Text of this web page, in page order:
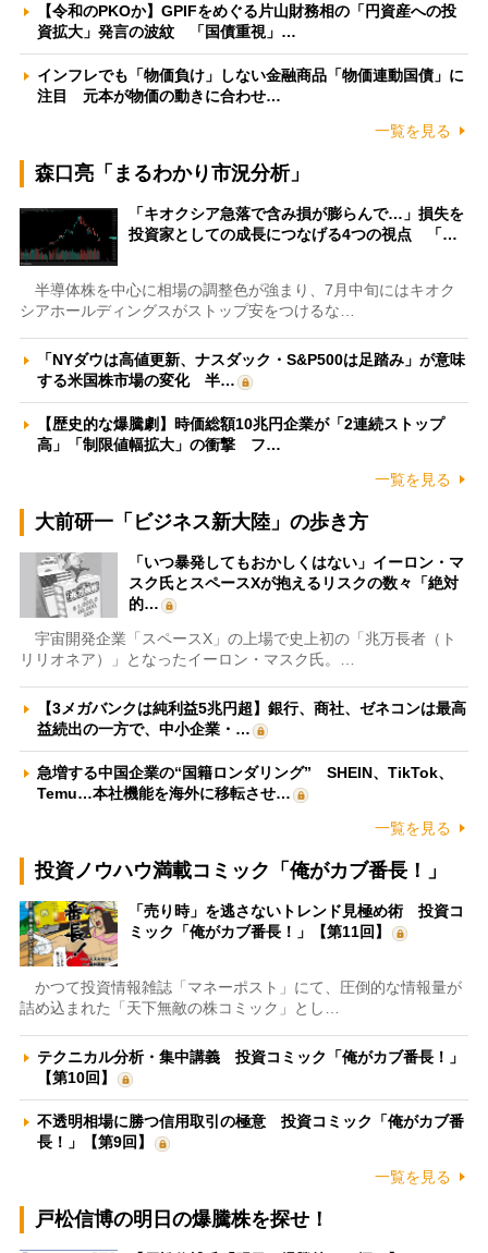
【令和のPKOか】GPIFをめぐる片山財務相の「円資産への投
資拡大」発言の波紋 「国債重視」…
インフレでも「物価負け」しない金融商品「物価連動国債」に
注目 元本が物価の動きに合わせ…
一覧を見る
森口亮「まるわかり市況分析」
「キオクシア急落で含み損が膨らんで…」損失を
投資家としての成長につなげる4つの視点 「…
半導体株を中心に相場の調整色が強まり、7月中旬にはキオク
シアホールディングスがストップ安をつけるな…
「NYダウは高値更新、ナスダック・S&P500は足踏み」が意味
する米国株市場の変化 半…
【歴史的な爆騰劇】時価総額10兆円企業が「2連続ストップ
高」「制限値幅拡大」の衝撃 フ…
一覧を見る
大前研一「ビジネス新大陸」の歩き方
「いつ暴発してもおかしくはない」イーロン・マ
スク氏とスペースXが抱えるリスクの数々「絶対
的…
宇宙開発企業「スペースX」の上場で史上初の「兆万長者（ト
リリオネア）」となったイーロン・マスク氏。…
【3メガバンクは純利益5兆円超】銀行、商社、ゼネコンは最高
益続出の一方で、中小企業・…
急増する中国企業の“国籍ロンダリング” SHEIN、TikTok、
Temu…本社機能を海外に移転させ…
一覧を見る
投資ノウハウ満載コミック「俺がカブ番長！」
「売り時」を逃さないトレンド見極め術 投資コ
ミック「俺がカブ番長！」【第11回】
かつて投資情報雑誌「マネーポスト」にて、圧倒的な情報量が
詰め込まれた「天下無敵の株コミック」とし…
テクニカル分析・集中講義 投資コミック「俺がカブ番長！」
【第10回】
不透明相場に勝つ信用取引の極意 投資コミック「俺がカブ番
長！」【第9回】
一覧を見る
戸松信博の明日の爆騰株を探せ！